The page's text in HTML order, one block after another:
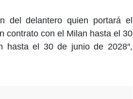
del delantero quien portará el
contrato con el Milan hasta el 30
hasta el 30 de junio de 2028″,